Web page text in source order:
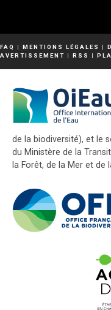
FAQ | MENTIONS LÉGALES |
AVERTISSEMENT | RSS |
de la biodiversité), et le
du Ministère de la
la Forêt, de la Mer et de